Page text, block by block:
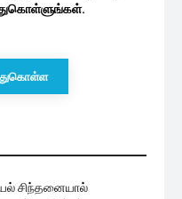
சிந்தனையால்